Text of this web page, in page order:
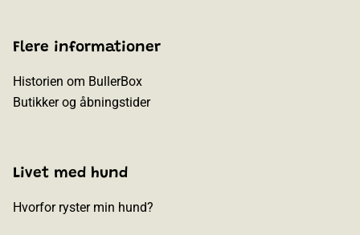
Flere informationer
Historien om BullerBox
Butikker og åbningstider
Livet med hund
Hvorfor ryster min hund?